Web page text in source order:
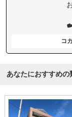
コ
あなたにおすすめの